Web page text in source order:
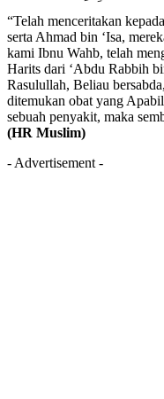
“Telah menceritakan
serta Ahmad bin ‘Isa,
kami Ibnu Wahb, telah
Harits dari ‘Abdu Rabbih
Rasulullah, Beliau
ditemukan obat yang
sebuah penyakit, maka
(HR Muslim)
- Advertisement -